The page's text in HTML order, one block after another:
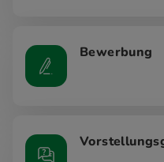
Bewerbung